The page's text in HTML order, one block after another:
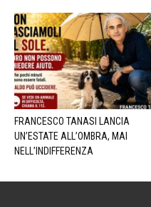
FRANCESCO TANASI LANCIA
UN’ESTATE ALL’OMBRA, MAI
NELL’INDIFFERENZA